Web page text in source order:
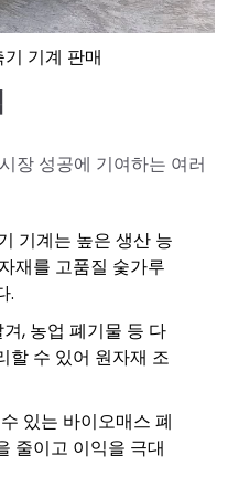
기계 판매
장 성공에 기여하는 여러
기계는 높은 생산 능
재를 고품질 숯가루
.
, 농업 폐기물 등 다
할 수 있어 원자재 조
있는 바이오매스 폐
줄이고 이익을 극대